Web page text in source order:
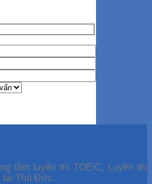
Online
tâm luyện thi TOEIC, Luyện thi
tại Thủ Đức.